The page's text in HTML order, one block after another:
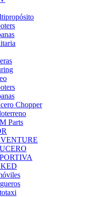
Chopper
Parts